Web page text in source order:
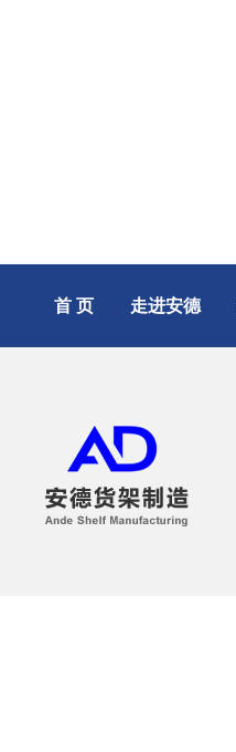
首 页 走进安德